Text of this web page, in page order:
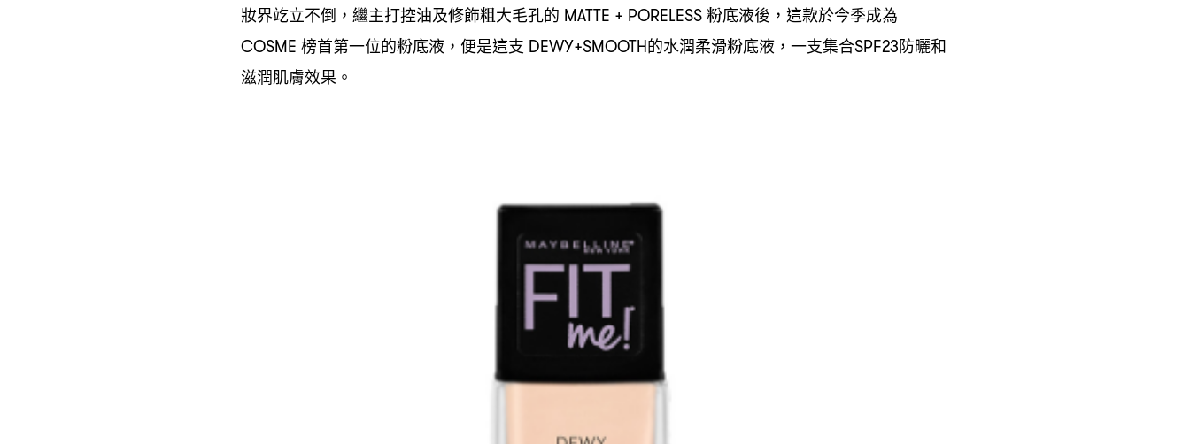
妝界䇄立不倒 ， 繼主打控油及修飾粗大毛孔的 MATTE + PORELESS粉底液後 ， 這款於今季成為
COSME 榜首第一位的粉底液 ， 便是這支 DEWY+SMOOTH的水潤柔滑粉底液 ， 一支集合SPF23防曬和
滋潤肌膚效果。